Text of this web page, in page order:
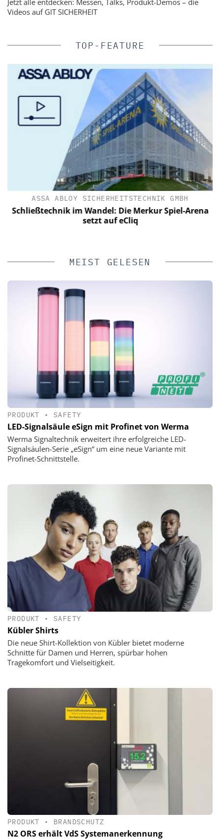
Videos auf GIT SICHERHEIT
TOP-FEATURE
ASSA ABLOY SICHERHEITSTECHNIK GMBH
Schließtechnik im Wandel: Die Merkur Spiel-Arena
setzt auf eCliq
MEIST GELESEN
PRODUKT • SAFETY
LED-Signalsäule eSign mit Profinet von Werma
Werma Signaltechnik erweitert ihre erfolgreiche LED-
Signalsäulen-Serie „eSign“ um eine neue Variante mit
Profinet-Schnittstelle.
PRODUKT • SAFETY
Kübler Shirts
Die neue Shirt-Kollektion von Kübler bietet moderne
Schnitte für Damen und Herren, spürbar hohen
Tragekomfort und Vielseitigkeit.
PRODUKT • BRANDSCHUTZ
N2 ORS erhält VdS Systemanerkennung